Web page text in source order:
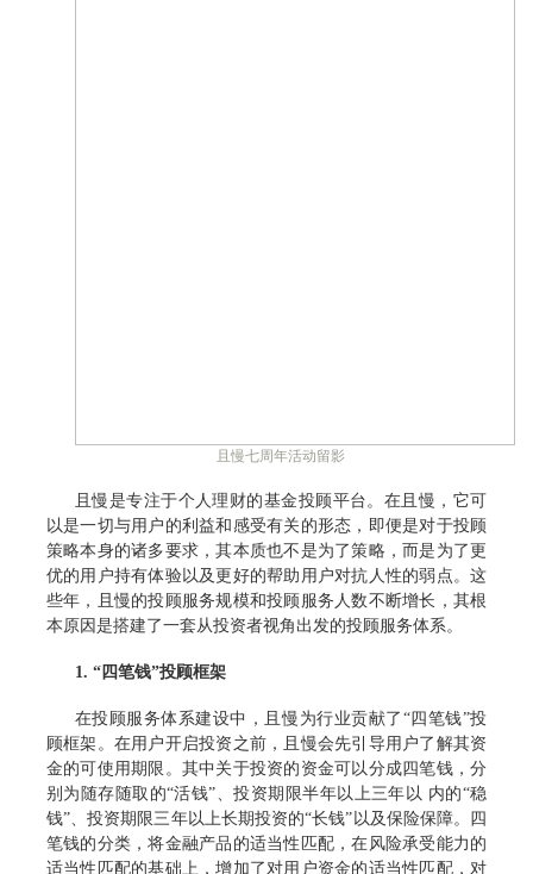
且慢七周年活动留影
且慢是专注于个人理财的基金投顾平台。在且慢，它可
以是一切与用户的利益和感受有关的形态，即便是对于投顾
策略本身的诸多要求，其本质也不是为了策略，而是为了更
优的用户持有体验以及更好的帮助用户对抗人性的弱点。这
些年，且慢的投顾服务规模和投顾服务人数不断增长，其根
本原因是搭建了一套从投资者视角出发的投顾服务体系。
1. “四笔钱”投顾框架
在投顾服务体系建设中，且慢为行业贡献了“四笔钱”投
顾框架。在用户开启投资之前，且慢会先引导用户了解其资
金的可使用期限。其中关于投资的资金可以分成四笔钱，分
别为随存随取的“活钱”、投资期限半年以上三年以 内的“稳
钱”、投资期限三年以上长期投资的“长钱”以及保险保障。四
笔钱的分类，将金融产品的适当性匹配，在风险承受能力的
适当性匹配的基础上，增加了对用户资金的适当性匹配，对